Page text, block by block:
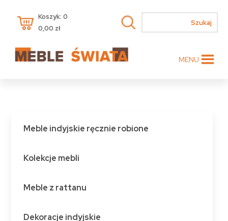
Koszyk: 0
0,00 zł
MENU
Meble indyjskie ręcznie robione
Kolekcje mebli
Meble z rattanu
Dekoracje indyjskie